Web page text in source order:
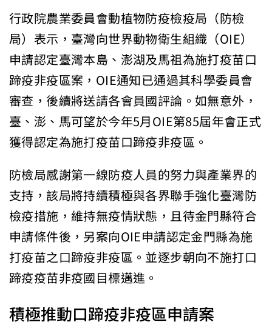
行政院農業委員會動植物防疫檢疫局（防檢
局）表示，臺灣向世界動物衛生組織（OIE）
申請認定臺灣本島、澎湖及馬祖為施打疫苗口
蹄疫非疫區案，OIE通知已通過其科學委員會
審查，後續將送請各會員國評論。如無意外，
臺、澎、馬可望於今年5月OIE第85屆年會正式
獲得認定為施打疫苗口蹄疫非疫區。
防檢局感謝第一線防疫人員的努力與產業界的
支持，該局將持續積極與各界聯手強化臺灣防
檢疫措施，維持無疫情狀態，且待金門縣符合
申請條件後，另案向OIE申請認定金門縣為施
打疫苗之口蹄疫非疫區。並逐步朝向不施打口
蹄疫疫苗非疫國目標邁進。
積極推動口蹄疫非疫區申請案